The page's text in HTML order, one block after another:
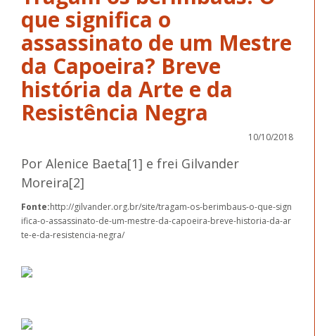
que significa o
assassinato de um Mestre
da Capoeira? Breve
história da Arte e da
Resistência Negra
10/10/2018
Por Alenice Baeta[1] e frei Gilvander
Moreira[2]
Fonte:http://gilvander.org.br/site/tragam-os-berimbaus-o-que-sign
ifica-o-assassinato-de-um-mestre-da-capoeira-breve-historia-da-ar
te-e-da-resistencia-negra/